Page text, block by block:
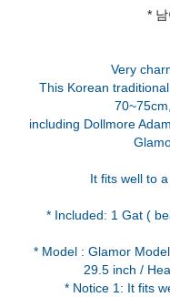
*
Very
This Korean
including Dollmore
It fits well to
* Included: 1 Gat (
* Model : Glamor
29.5 inch /
* Notice 1: It fits